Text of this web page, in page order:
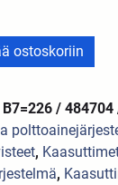
ostoskoriin
/ 484704
,
,